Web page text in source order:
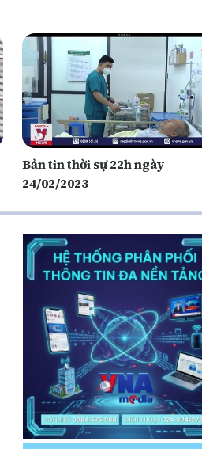
Bản tin thời sự 22h ngày
24/02/2023